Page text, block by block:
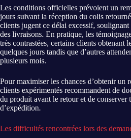
Les conditions officielles prévoient un
jours suivant la réception du colis
clients jugent ce délai excessif,
des livraisons. En pratique, les
très contrastées, certains clients obtenant
quelques jours tandis que d’autres
plusieurs mois.
Pour maximiser les chances d’obtenir un
clients expérimentés recommandent de
du produit avant le retour et de conserver
d’expédition.
Les difficultés rencontrées lors des